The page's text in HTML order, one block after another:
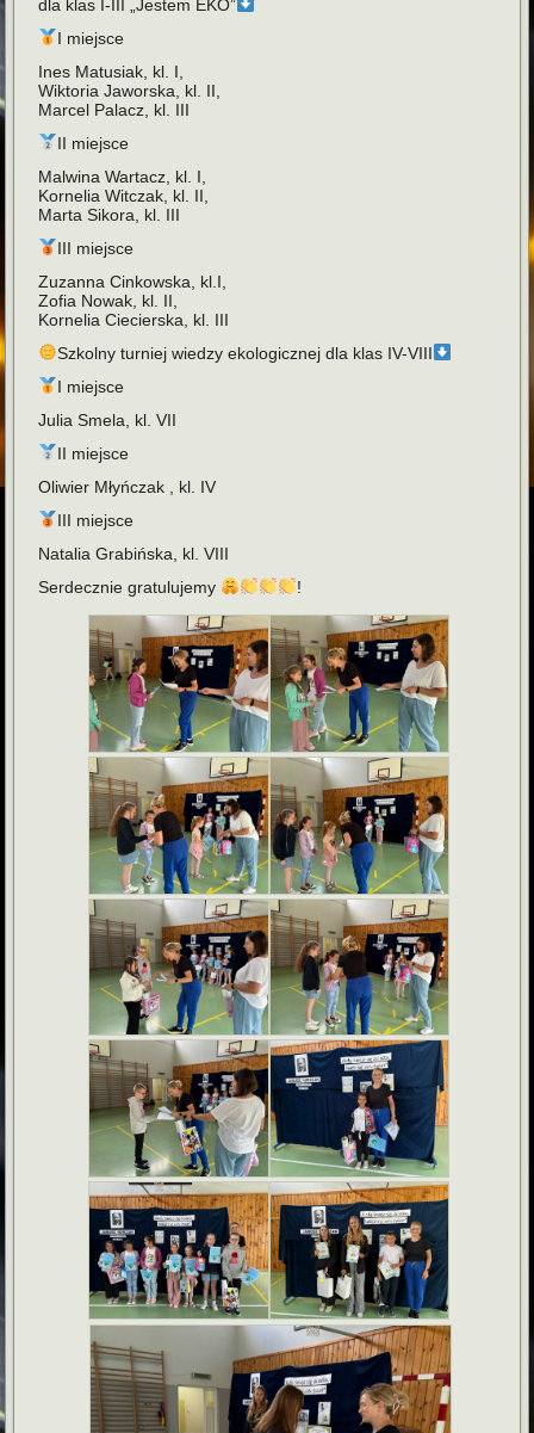
dla klas I-III „Jestem EKO”
I miejsce
Ines Matusiak, kl. I,
Wiktoria Jaworska, kl. II,
Marcel Palacz, kl. III
II miejsce
Malwina Wartacz, kl. I,
Kornelia Witczak, kl. II,
Marta Sikora, kl. III
III miejsce
Zuzanna Cinkowska, kl.I,
Zofia Nowak, kl. II,
Kornelia Ciecierska, kl. III
Szkolny turniej wiedzy ekologicznej dla klas IV-VIII
I miejsce
Julia Smela, kl. VII
II miejsce
Oliwier Młyńczak , kl. IV
III miejsce
Natalia Grabińska, kl. VIII
Serdecznie gratulujemy
!